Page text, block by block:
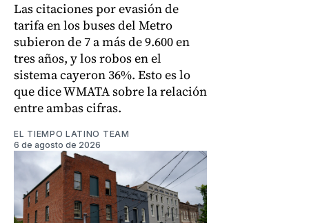
Las citaciones por evasión de
tarifa en los buses del Metro
subieron de 7 a más de 9.600 en
tres años, y los robos en el
sistema cayeron 36%. Esto es lo
que dice WMATA sobre la relación
entre ambas cifras.
EL TIEMPO LATINO TEAM
6 de agosto de 2026